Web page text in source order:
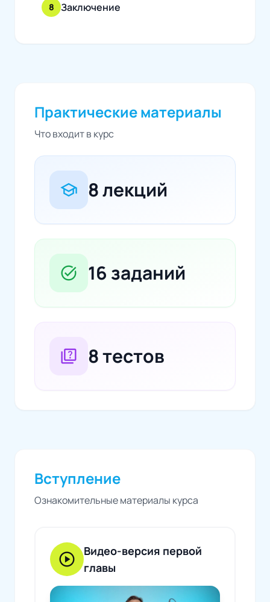
8 Заключение
Практические материалы
Что входит в курс
school 8 лекций
task_alt 16 заданий
quiz 8 тестов
Вступление
Ознакомительные материалы курса
play_circle
Видео-версия первой
главы